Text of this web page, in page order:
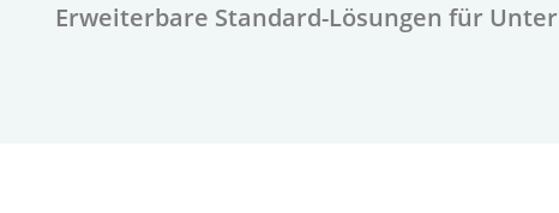
Erweiterbare Standard-Lösungen für